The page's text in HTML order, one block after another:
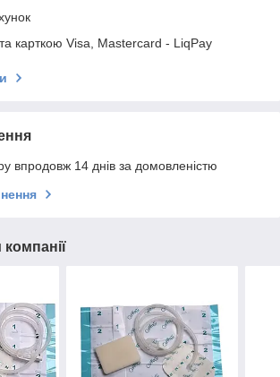
карткою Visa, Mastercard - LiqPay
впродовж 14 днів за домовленістю
компанії